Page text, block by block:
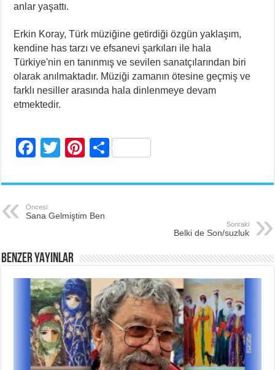
anlar yaşattı.
Erkin Koray, Türk müziğine getirdiği özgün yaklaşım,
kendine has tarzı ve efsanevi şarkıları ile hala
Türkiye'nin en tanınmış ve sevilen sanatçılarından biri
olarak anılmaktadır. Müziği zamanın ötesine geçmiş ve
farklı nesiller arasında hala dinlenmeye devam
etmektedir.
F
c
e
b
o
k
T
tt
Pi
er
st
S
ar
Öncesi
Sana Gelmiştim Ben
Sonraki
Belki de Son/suzluk
BENZER YAYINLAR